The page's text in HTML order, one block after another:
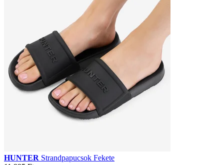
HUNTER Strandpapucsok Fekete